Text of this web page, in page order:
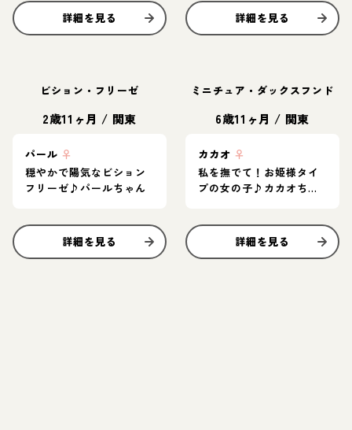
詳細を見る 詳細を見る
ビション・フリーゼ
2歳11ヶ月 / 関東
パール ♀
穏やかで陽気なビション
フリーゼ♪パールちゃん
詳細を見る
ミニチュア・ダックスフンド
6歳11ヶ月 / 関東
カカオ ♀
私を撫でて！お姫様タイ
プの女の子♪カカオちゃ
詳細を見る